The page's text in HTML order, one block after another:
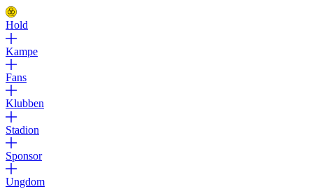
Hold
Kampe
Fans
Klubben
Stadion
Sponsor
Ungdom